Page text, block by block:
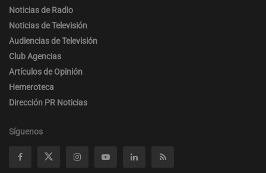
Noticias de Radio
Noticias de Televisión
Audiencias de Televisión
Club Agencias
Artículos de Opinión
Hemeroteca
Dirección PR Noticias
Síguenos